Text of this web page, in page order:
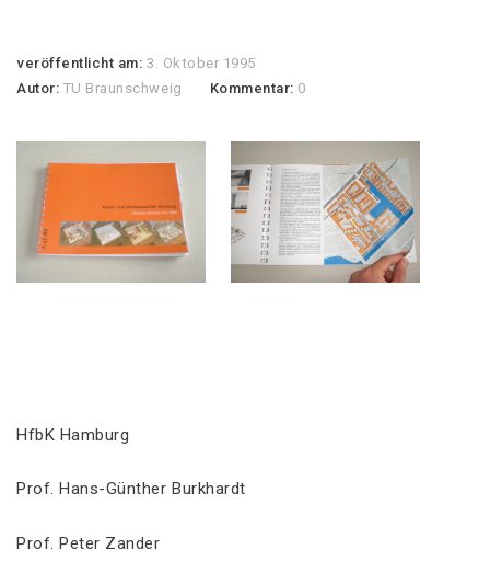
veröffentlicht am: 3. Oktober 1995
Autor: TU Braunschweig Kommentar: 0
HfbK Hamburg
Prof. Hans-Günther Burkhardt
Prof. Peter Zander